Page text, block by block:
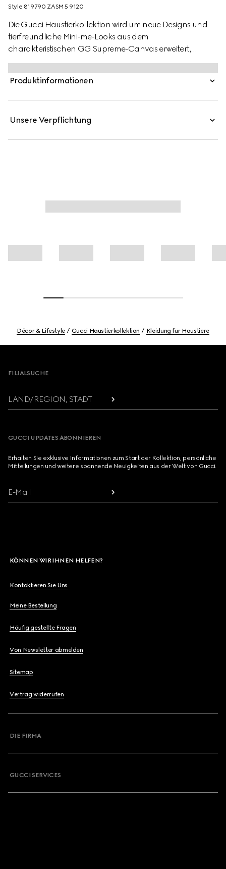
Style ‎819790 ZASM5 9120
Die Gucci Haustierkollektion wird um neue Designs und
tierfreundliche Mini-me-Looks aus dem
charakteristischen GG Supreme-Canvas erweitert,
darunter ein portables Bett sowie wendbare
Haustiermäntel. Dieses Modell wird in Beige und Blau mit
einem GG Anhänger und Gucci Logo auf den
Produktinformationen
Unsere Verpflichtung
Décor & Lifestyle Gucci Haustierkollektion Kleidung für Haustiere
FILIALSUCHE
LAND/REGION, STADT
GUCCI UPDATES ABONNIEREN
Erhalten Sie exklusive Informationen zum Start der Kollektion, persönliche
Mitteilungen und weitere spannende Neuigkeiten aus der Welt von Gucci.
E-Mail
KÖNNEN WIR IHNEN HELFEN?
Kontaktieren Sie Uns
Meine Bestellung
Häufig gestellte Fragen
Von Newsletter abmelden
Sitemap
Vertrag widerrufen
DIE FIRMA
GUCCI SERVICES